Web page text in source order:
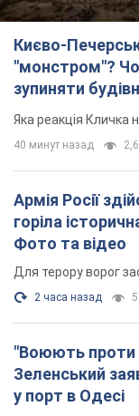
Києво-
"монстром"?
зупиняти
"московського
Яка реакція Кличка
40 минут назад
Армія Росії
горіла
Фото та відео
Для терору ворог
2 часа назад
"Воюють проти
Зеленський
у порт в Одесі